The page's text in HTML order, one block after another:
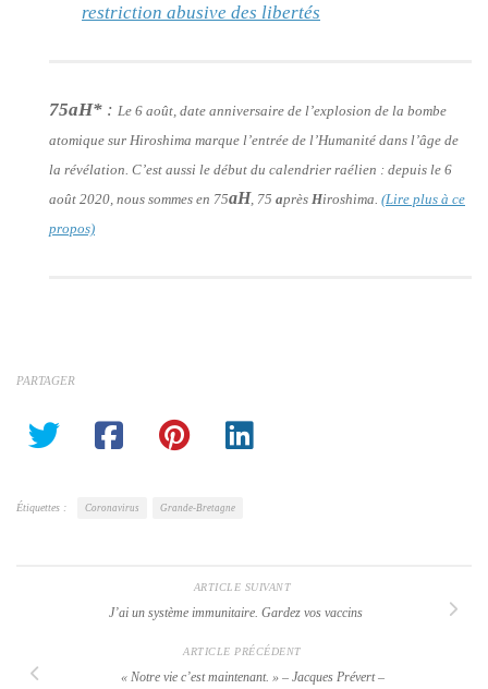
restriction abusive des libertés
75aH* : Le 6 août, date anniversaire de l’explosion de la bombe
atomique sur Hiroshima marque l’entrée de l’Humanité dans l’âge de
la révélation. C’est aussi le début du calendrier raélien : depuis le 6
août 2020, nous sommes en 75aH, 75 après Hiroshima. (Lire plus à ce
propos)
PARTAGER
Étiquettes : Coronavirus Grande-Bretagne
ARTICLE SUIVANT
J’ai un système immunitaire. Gardez vos vaccins
ARTICLE PRÉCÉDENT
« Notre vie c’est maintenant. » – Jacques Prévert –